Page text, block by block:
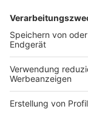
Werbung
Alle
Kooperationen
Adressen und